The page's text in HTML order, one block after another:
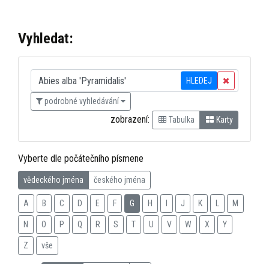
Vyhledat:
HLEDEJ
podrobné vyhledávání
zobrazení: Tabulka Karty
Vyberte dle počátečního písmene
vědeckého jména českého jména
A B C D E F G H J K M
N O P Q R S T U V W X Y
Z vše